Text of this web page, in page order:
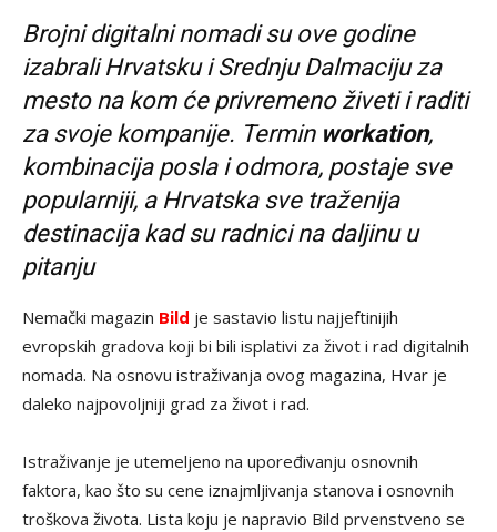
Brojni digitalni nomadi su ove godine
izabrali Hrvatsku i Srednju Dalmaciju za
mesto na kom će privremeno živeti i raditi
za svoje kompanije. Termin workation,
kombinacija posla i odmora, postaje sve
popularniji, a Hrvatska sve traženija
destinacija kad su radnici na daljinu u
pitanju
Nemački magazin Bild je sastavio listu najjeftinijih
evropskih gradova koji bi bili isplativi za život i rad digitalnih
nomada. Na osnovu istraživanja ovog magazina, Hvar je
daleko najpovoljniji grad za život i rad.
Istraživanje je utemeljeno na upoređivanju osnovnih
faktora, kao što su cene iznajmljivanja stanova i osnovnih
troškova života. Lista koju je napravio Bild prvenstveno se